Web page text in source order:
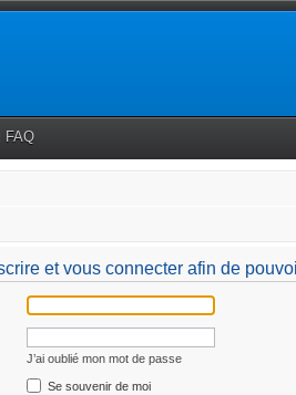
FAQ
et vous connecter afin de
J’ai oublié mon mot de passe
Se souvenir de moi